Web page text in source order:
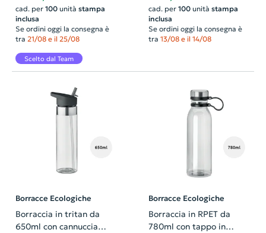
590ml
cad. per 100unità stampa
inclusa
Se ordini oggi la consegna è
tra 21/08 e il 25/08
Scelto dal Team
cad. per 100unità stampa
inclusa
Se ordini oggi la consegna è
tra 13/08 e il 14/08
Borracce Ecologiche
Borraccia in tritan da
650ml con cannuccia
Borracce Ecologiche
Borraccia in RPET da
780ml con tappo in